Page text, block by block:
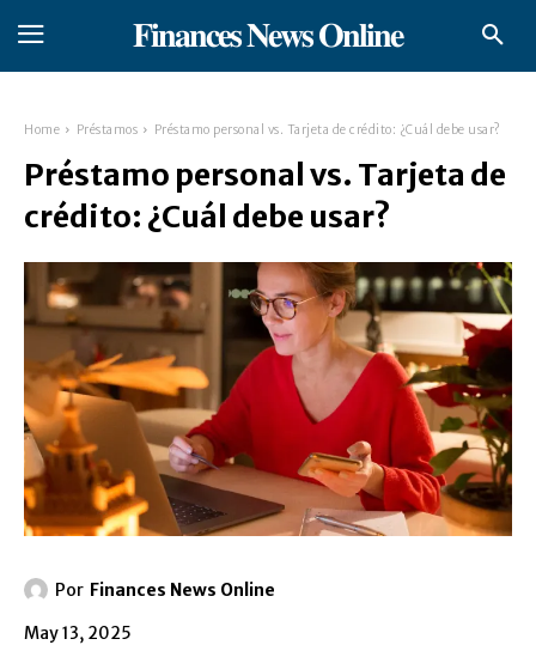
𝐅𝐢𝐧𝐚𝐧𝐜𝐞𝐬 𝐍𝐞𝐰𝐬 𝐎𝐧𝐥𝐢𝐧𝐞
Home Préstamos Préstamo personal vs. Tarjeta de crédito: ¿Cuál debe usar?
Préstamo personal vs. Tarjeta de
crédito: ¿Cuál debe usar?
Por Finances News Online
May 13, 2025